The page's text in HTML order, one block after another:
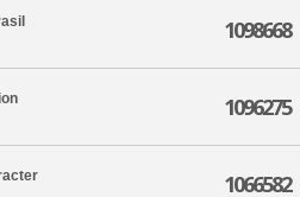
1098668
1096275
1066582